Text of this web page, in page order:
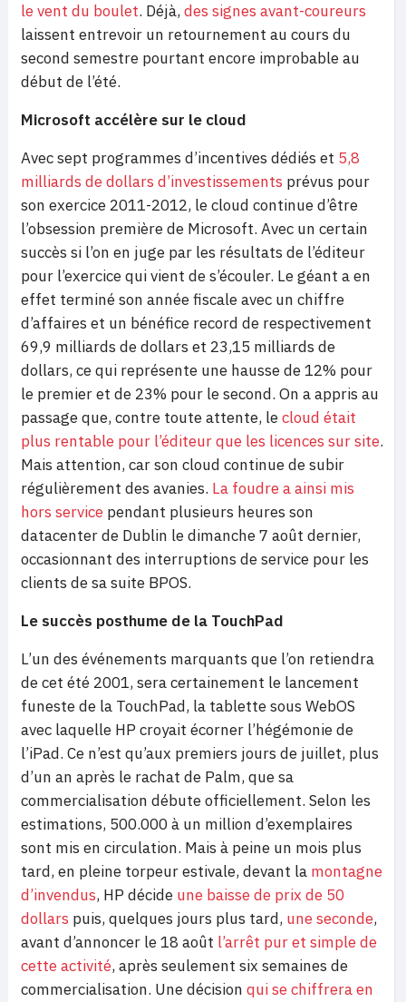
le vent du boulet. Déjà, des signes avant-coureurs
laissent entrevoir un retournement au cours du
second semestre pourtant encore improbable au
début de l’été.
Microsoft accélère sur le cloud
Avec sept programmes d’incentives dédiés et 5,8
milliards de dollars d’investissements prévus pour
son exercice 2011-2012, le cloud continue d’être
l’obsession première de Microsoft. Avec un certain
succès si l’on en juge par les résultats de l’éditeur
pour l’exercice qui vient de s’écouler. Le géant a en
effet terminé son année fiscale avec un chiffre
d’affaires et un bénéfice record de respectivement
69,9 milliards de dollars et 23,15 milliards de
dollars, ce qui représente une hausse de 12% pour
le premier et de 23% pour le second. On a appris au
passage que, contre toute attente, lecloud était
plus rentable pour l’éditeur que les licences sur site.
Mais attention, car son cloud continue de subir
régulièrement des avanies. La foudre a ainsi mis
hors service pendant plusieurs heures son
datacenter de Dublin le dimanche 7 août dernier,
occasionnant des interruptions de service pour les
clients de sa suite BPOS.
Le succès posthume de la TouchPad
L’un des événements marquants que l’on retiendra
de cet été 2001, sera certainement le lancement
funeste de la TouchPad, la tablette sous WebOS
avec laquelle HP croyait écorner l’hégémonie de
l’iPad. Ce n’est qu’aux premiers jours de juillet, plus
d’un an après le rachat de Palm, que sa
commercialisation débute officiellement. Selon les
estimations, 500.000 à un million d’exemplaires
sont mis en circulation. Mais à peine un mois plus
tard, en pleine torpeur estivale, devant la montagne
d’invendus, HP décide une baisse de prix de 50
dollars puis, quelques jours plus tard, une seconde,
avant d’annoncer le 18 août l’arrêt pur et simple de
cette activité, après seulement six semaines de
commercialisation. Une décision qui se chiffrera en